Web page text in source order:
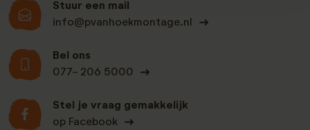
Stuur een mail
info@pvanhoekmontage.nl
Bel ons
077- 206 5000
Stel je vraag gemakkelijk
op Facebook